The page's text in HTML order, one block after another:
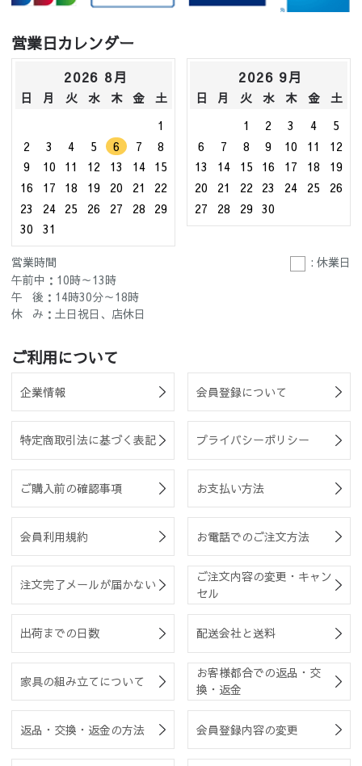
営業日カレンダー
2026 8月
日 月 火 水 木 金
土
1
2
3 4 5 6 7
8
9
10 11 12 13 14
15
16
17 18 19 20 21
22
23
24 25 26 27 28
29
30
31
2026 9月
日 月 火 水 木 金
土
1
2 3 4
5
6
7 8 9 10 11
12
13
14 15 16 17 18
19
20
21 22 23 24 25
26
27
28 29 30
営業時間
: 休業日
午前中：10時～13時
午 後：14時30分～18時
休 み：土日祝日、店休日
ご利用について
企業情報 会員登録について
特定商取引法に基づく表記 プライバシーポリシー
ご購入前の確認事項 お支払い方法
会員利用規約 お電話でのご注文方法
注文完了メールが届かない
ご注文内容の変更・キャン
セル
出荷までの日数 配送会社と送料
家具の組み立てについて
お客様都合での返品・交
換・返金
返品・交換・返金の方法 会員登録内容の変更